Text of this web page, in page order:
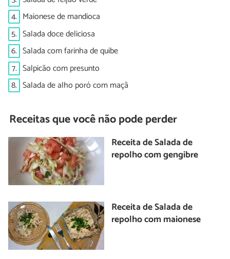
4. Maionese de mandioca
5. Salada doce deliciosa
6. Salada com farinha de quibe
7. Salpicão com presunto
8. Salada de alho poró com maçã
Receitas que você não pode perder
Receita de Salada de
repolho com gengibre
Receita de Salada de
repolho com maionese